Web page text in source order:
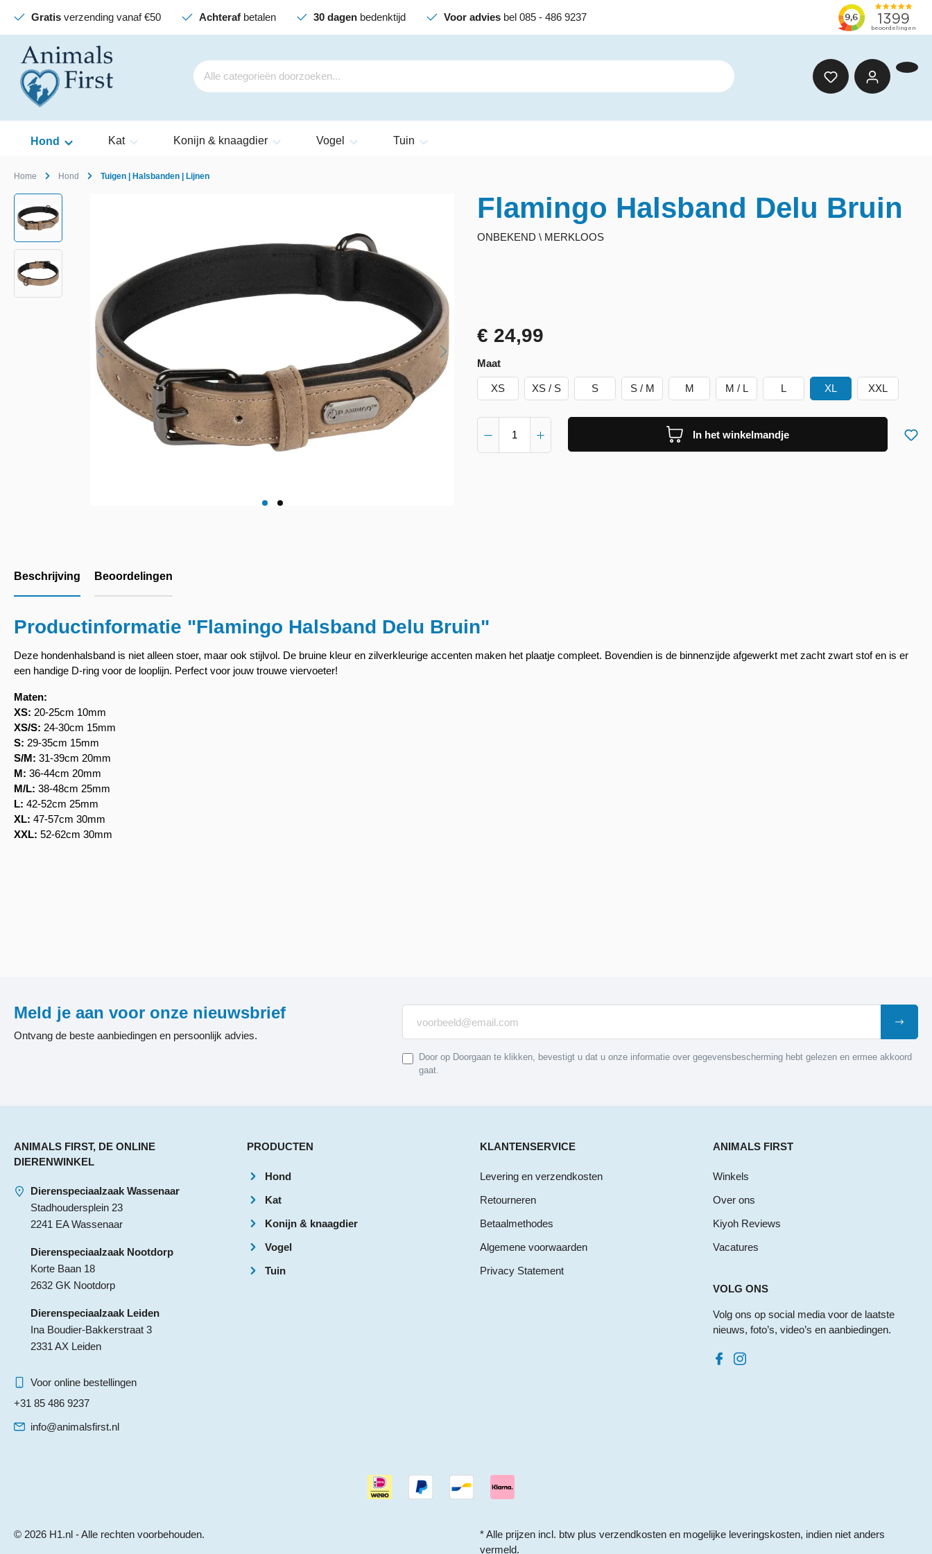
Gratisverzending vanaf €50 Achterafbetalen 30 dagen bedenktijd Voor advies bel 085 - 486 9237
Hond Kat Konijn & knaagdier Vogel Tuin
Home Hond Tuigen | Halsbanden | Lijnen
Flamingo Halsband Delu Bruin
ONBEKEND \ MERKLOOS
€ 24,99
Maat
XS XS / S S S / M M M / L L XL XXL
In het winkelmandje
Beschrijving Beoordelingen
Productinformatie "Flamingo Halsband Delu Bruin"
Deze hondenhalsband is niet alleen stoer, maar ook stijlvol. De bruine kleur en zilverkleurige accenten maken het plaatje compleet. Bovendien is de binnenzijde afgewerkt met zacht zwart stof en is er
een handige D-ring voor de looplijn. Perfect voor jouw trouwe viervoeter!
Maten:
XS: 20-25cm 10mm
XS/S: 24-30cm 15mm
S: 29-35cm 15mm
S/M: 31-39cm 20mm
M: 36-44cm 20mm
M/L: 38-48cm 25mm
L: 42-52cm 25mm
XL: 47-57cm 30mm
XXL: 52-62cm 30mm
Meld je aan voor onze nieuwsbrief
Ontvang de beste aanbiedingen en persoonlijk advies.
Door op Doorgaan te klikken, bevestigt u dat u onze informatie over gegevensbescherming hebt gelezen en ermee akkoord
gaat.
ANIMALS FIRST, DE ONLINE
DIERENWINKEL
Dierenspeciaalzaak Wassenaar
Stadhoudersplein 23
2241 EA Wassenaar
Dierenspeciaalzaak Nootdorp
Korte Baan 18
2632 GK Nootdorp
Dierenspeciaalzaak Leiden
Ina Boudier-Bakkerstraat 3
2331 AX Leiden
Voor online bestellingen
+31 85 486 9237
info@animalsfirst.nl
PRODUCTEN
Hond
Kat
Konijn & knaagdier
Vogel
Tuin
KLANTENSERVICE
Levering en verzendkosten
Retourneren
Betaalmethodes
Algemene voorwaarden
Privacy Statement
ANIMALS FIRST
Winkels
Over ons
Kiyoh Reviews
Vacatures
VOLG ONS
Volg ons op social media voor de laatste
nieuws, foto’s, video’s en aanbiedingen.
* Alle prijzen incl. btw plus verzendkosten en mogelijke leveringskosten, indien niet anders
vermeld.
© 2026 H1.nl - Alle rechten voorbehouden.